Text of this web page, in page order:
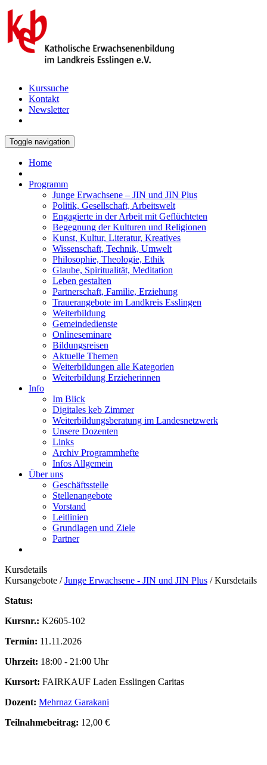
Kurssuche
Kontakt
Newsletter
Toggle navigation
Home
Programm
Junge Erwachsene – JIN und JIN Plus
Politik, Gesellschaft, Arbeitswelt
Engagierte in der Arbeit mit Geflüchteten
Begegnung der Kulturen und Religionen
Kunst, Kultur, Literatur, Kreatives
Wissenschaft, Technik, Umwelt
Philosophie, Theologie, Ethik
Glaube, Spiritualität, Meditation
Leben gestalten
Partnerschaft, Familie, Erziehung
Trauerangebote im Landkreis Esslingen
Weiterbildung
Gemeindedienste
Onlineseminare
Bildungsreisen
Aktuelle Themen
Weiterbildungen alle Kategorien
Weiterbildung Erzieherinnen
Info
Im Blick
Digitales keb Zimmer
Weiterbildungsberatung im Landesnetzwerk
Unsere Dozenten
Links
Archiv Programmhefte
Infos Allgemein
Über uns
Geschäftsstelle
Stellenangebote
Vorstand
Leitlinien
Grundlagen und Ziele
Partner
Kursdetails
Kursangebote /Junge Erwachsene - JIN und JIN Plus /Kursdetails
Status:
Kursnr.: K2605-102
Termin: 11.11.2026
Uhrzeit: 18:00 - 21:00 Uhr
Kursort: FAIRKAUF Laden Esslingen Caritas
Dozent: Mehrnaz Garakani
Teilnahmebeitrag: 12,00 €